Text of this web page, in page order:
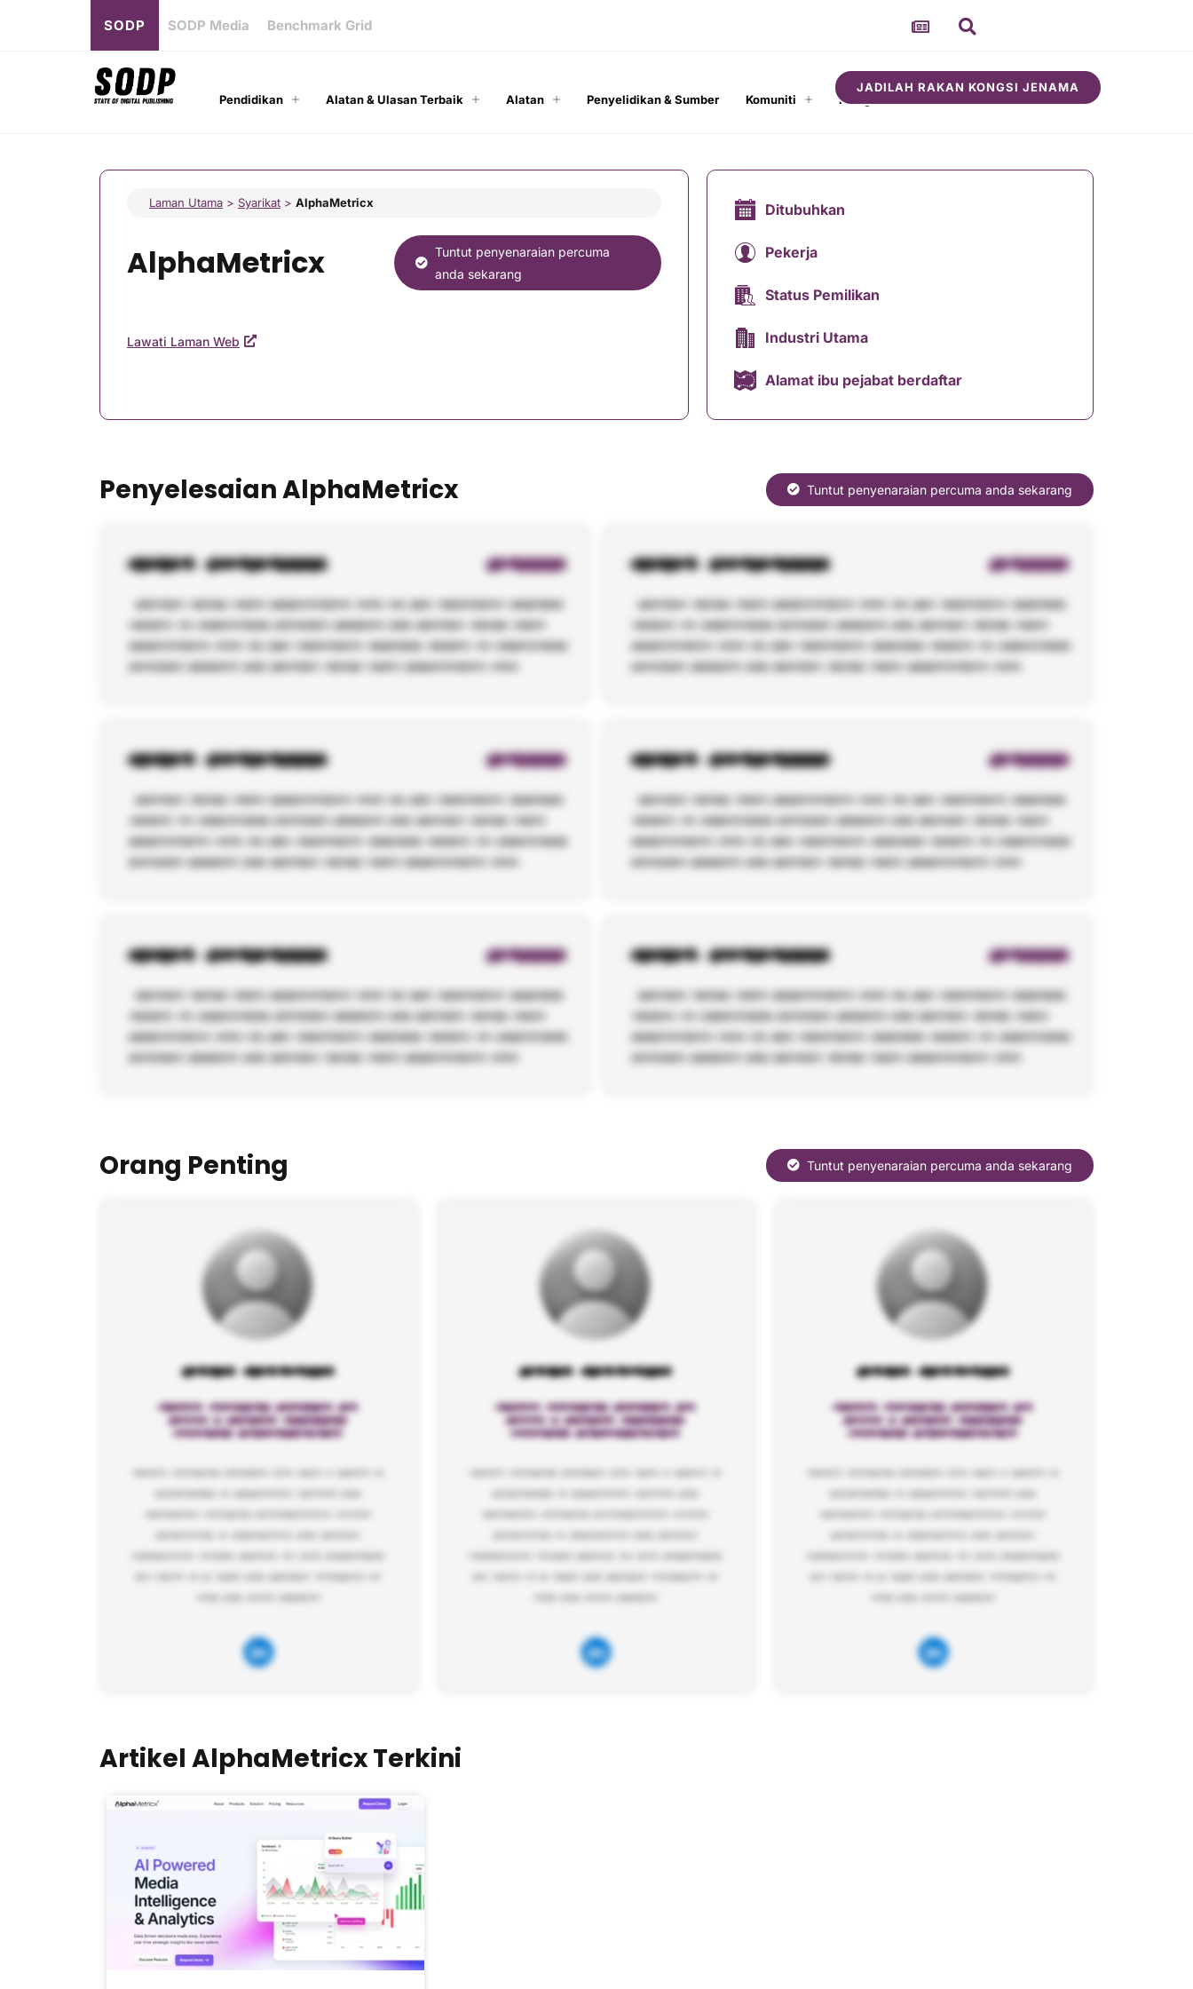
SODP SODP Media Benchmark Grid
Pendidikan Alatan & Ulasan Terbaik Alatan Penyelidikan & Sumber Komuniti Mengenai
JADILAH RAKAN KONGSI JENAMA
Laman Utama > Syarikat > AlphaMetricx
AlphaMetricx
Tuntut penyenaraian percuma
anda sekarang
Lawati Laman Web
Ditubuhkan
Pekerja
Status Pemilikan
Industri Utama
Alamat ibu pejabat berdaftar
Penyelesaian AlphaMetricx Tuntut penyenaraian percuma anda sekarang
Orang Penting Tuntut penyenaraian percuma anda sekarang
Artikel AlphaMetricx Terkini